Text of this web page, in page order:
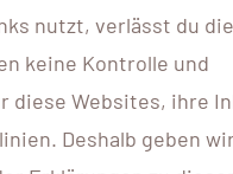
nutzt, verlässt du
keine Kontrolle und
diese Websites, ihre
Deshalb geben